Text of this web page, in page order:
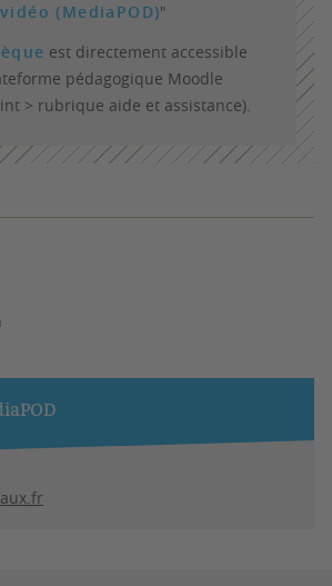
(MediaPOD)"
est directement accessible
pédagogique Moodle
> rubrique aide et assistance).